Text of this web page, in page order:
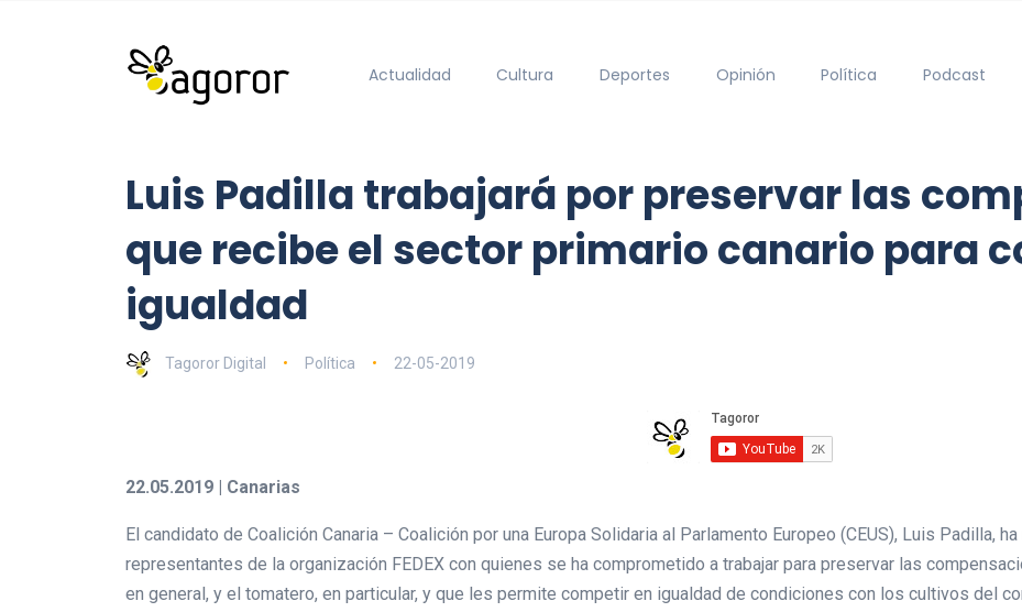
Actualidad Cultura Deportes Opinión Política Podcast
Luis Padilla trabajará por preservar las
que recibe el sector primario canario para
igualdad
Tagoror Digital Política 22-05-2019
22.05.2019 | Canarias
El candidato de Coalición Canaria – Coalición por una Europa Solidaria al Parlamento Europeo (CEUS), Luis Padilla,
representantes de la organización FEDEX con quienes se ha comprometido a trabajar para preservar las
en general, y el tomatero, en particular, y que les permite competir en igualdad de condiciones con los cultivos del